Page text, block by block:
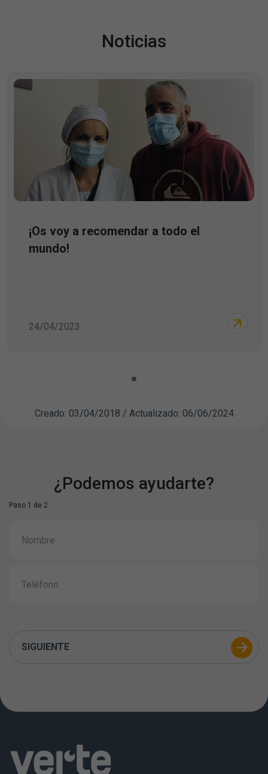
Noticias
¡Os voy a recomendar a todo el
mundo!
24/04/2023
Creado: 03/04/2018 / Actualizado: 06/06/2024
¿Podemos ayudarte?
Paso 1 de 2
SIGUIENTE